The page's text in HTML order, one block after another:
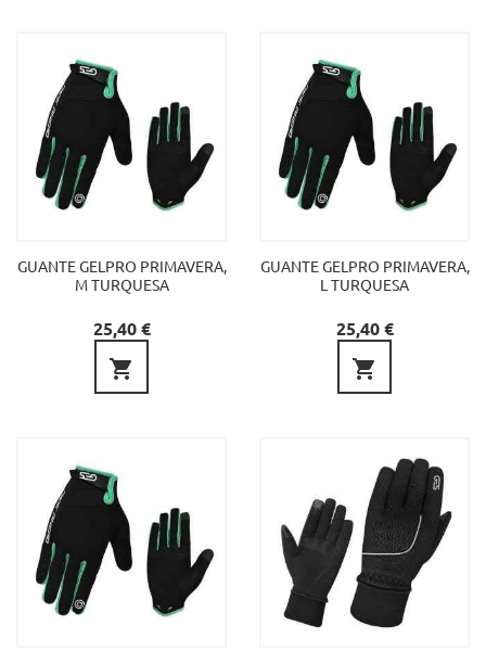
GUANTE GELPRO PRIMAVERA,
M TURQUESA
Precio
25,40 €

GUANTE GELPRO PRIMAVERA,
L TURQUESA
Precio
25,40 €
